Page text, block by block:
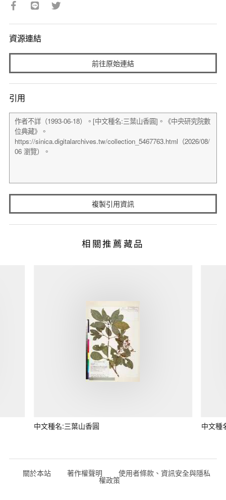
資源連結
前往原始連結
引用
複製引用資訊
相關推薦藏品
中文種名:三葉山香圓 中文種
關於本站 著作權聲明 使用者條款、資訊安全與隱私
權政策